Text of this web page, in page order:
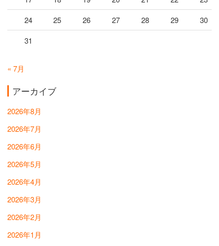
24
25 26 27 28 29
30
31
« 7月
アーカイブ
2026年8月
2026年7月
2026年6月
2026年5月
2026年4月
2026年3月
2026年2月
2026年1月